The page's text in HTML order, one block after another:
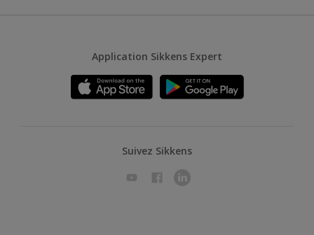
Application Sikkens Expert
Suivez Sikkens